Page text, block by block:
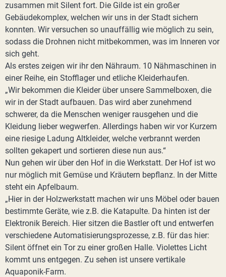
zusammen mit Silent fort. Die Gilde ist ein großer
Gebäudekomplex, welchen wir uns in der Stadt sichern
konnten. Wir versuchen so unauffällig wie möglich zu sein,
sodass die Drohnen nicht mitbekommen, was im Inneren vor
sich geht.
Als erstes zeigen wir ihr den Nähraum. 10 Nähmaschinen in
einer Reihe, ein Stofflager und etliche Kleiderhaufen.
„Wir bekommen die Kleider über unsere Sammelboxen, die
wir in der Stadt aufbauen. Das wird aber zunehmend
schwerer, da die Menschen weniger rausgehen und die
Kleidung lieber wegwerfen. Allerdings haben wir vor Kurzem
eine riesige Ladung Altkleider, welche verbrannt werden
sollten gekapert und sortieren diese nun aus.“
Nun gehen wir über den Hof in die Werkstatt. Der Hof ist wo
nur möglich mit Gemüse und Kräutern bepflanz. In der Mitte
steht ein Apfelbaum.
„Hier in der Holzwerkstatt machen wir uns Möbel oder bauen
bestimmte Geräte, wie z.B. die Katapulte. Da hinten ist der
Elektronik Bereich. Hier sitzen die Bastler oft und entwerfen
verschiedene Automatisierungsprozesse, z.B. für das hier:
Silent öffnet ein Tor zu einer großen Halle. Violettes Licht
kommt uns entgegen. Zu sehen ist unsere vertikale
Aquaponik-Farm.